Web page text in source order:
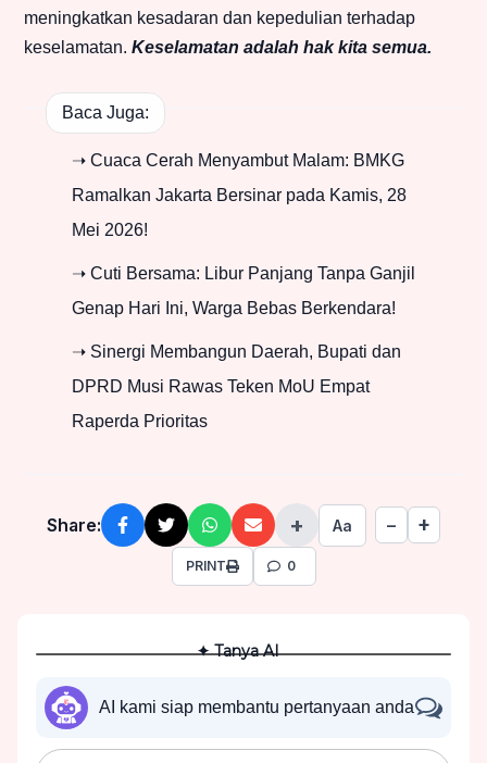
meningkatkan kesadaran dan kepedulian terhadap
keselamatan. Keselamatan adalah hak kita semua.
Baca Juga:
➝ Cuaca Cerah Menyambut Malam: BMKG
Ramalkan Jakarta Bersinar pada Kamis, 28
Mei 2026!
➝ Cuti Bersama: Libur Panjang Tanpa Ganjil
Genap Hari Ini, Warga Bebas Berkendara!
➝ Sinergi Membangun Daerah, Bupati dan
DPRD Musi Rawas Teken MoU Empat
Raperda Prioritas
Share: + Aa − +
PRINT 0
✦ Tanya AI
AI kami siap membantu pertanyaan anda